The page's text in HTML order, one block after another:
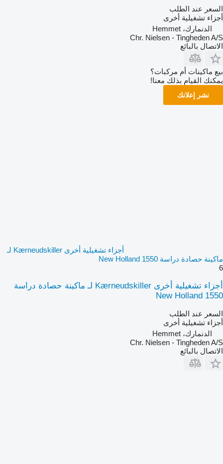
السعر عند الطلب
أجزاء تشغيلية أخرى
الدنمارك، Hemmet
Chr. Nielsen - Tingheden A/S
الاتصال بالبائع
بيع ماكينات أم مركبات؟
يمكنك القيام بذلك معنا!
نشر إعلانك
أجزاء تشغيلية أخرى Kærneudskiller لـ
ماكينة حصادة دراسة New Holland 1550
6
أجزاء تشغيلية أخرى Kærneudskiller لـ ماكينة حصادة دراسة
New Holland 1550
السعر عند الطلب
أجزاء تشغيلية أخرى
الدنمارك، Hemmet
Chr. Nielsen - Tingheden A/S
الاتصال بالبائع